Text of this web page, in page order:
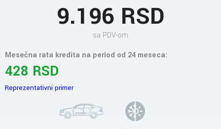
9.196 RSD
sa PDV-om
Mesečna rata kredita na period od 24 meseca:
428 RSD
Reprezentativni primer